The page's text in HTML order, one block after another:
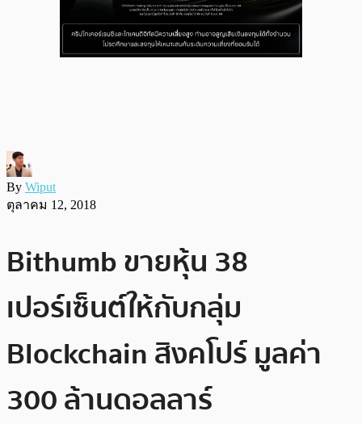
By Wiput
ตุลาคม 12, 2018
Bithumb ขายหุ้น 38
เปอร์เซ็นต์ให้กับกลุ่ม
Blockchain สิงคโปร์ มูลค่า
300 ล้านดอลลาร์